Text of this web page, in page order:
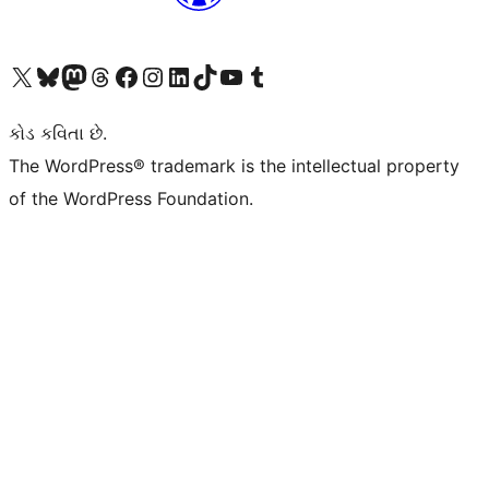
અમારા X (અગાઉ ટ્વિટર) એકાઉન્ટની મુલાકાત લોઅમારા Bluesky એકાઉન્ટની મુલાકાત લોઅમારા માસ્ટોડોન એકાઉન્ટની મુલાકાત લોઅમારા Threads એકાઉન્ટની મુલાકાત લો અમારા ફેસબુક પેજની મુલાકાત લોઅમારા ઇન્સ્ટાગ્રામ એકાઉન્ટની મુલાકાત લો અમારા LinkedIn એકાઉન્ટની મુલાકાત લોઅમારા TikTok એકાઉન્ટની મુલાકાત લોઅમારી YouTube ચેનલની મુલાકાત લો અમારા Tumblr એકાઉન્ટની મુલાકાત લો
કોડ કવિતા છે.
The WordPress® trademark is the intellectual property
of the WordPress Foundation.